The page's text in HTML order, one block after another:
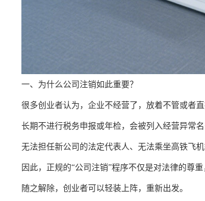
一、为什么公司注销如此重要？
很多创业者认为，企业不经营了，放着不管或者
长期不进行税务申报或年检，会被列入经营异常
无法担任新公司的法定代表人、无法乘坐高铁飞机
因此，正规的“公司注销”程序不仅是对法律的尊
随之解除，创业者可以轻装上阵，重新出发。